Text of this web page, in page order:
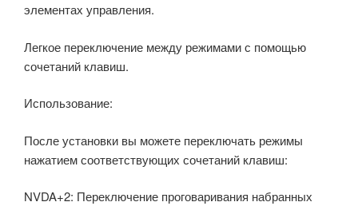
элементах управления.
Легкое переключение между режимами с помощью
сочетаний клавиш.
Использование:
После установки вы можете переключать режимы
нажатием соответствующих сочетаний клавиш:
NVDA+2: Переключение проговаривания набранных